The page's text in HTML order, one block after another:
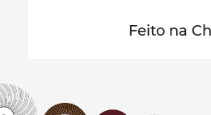
Feito na